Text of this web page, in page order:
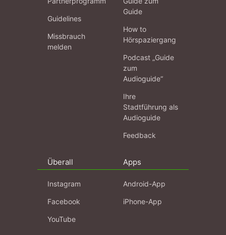
Guidelines
Missbrauch
melden
Guide
How to
Hörspaziergang
Podcast „Guide
zum
Audioguide“
Ihre
Stadtführung als
Audioguide
Feedback
Überall
Instagram
Facebook
YouTube
Apps
Android-App
iPhone-App